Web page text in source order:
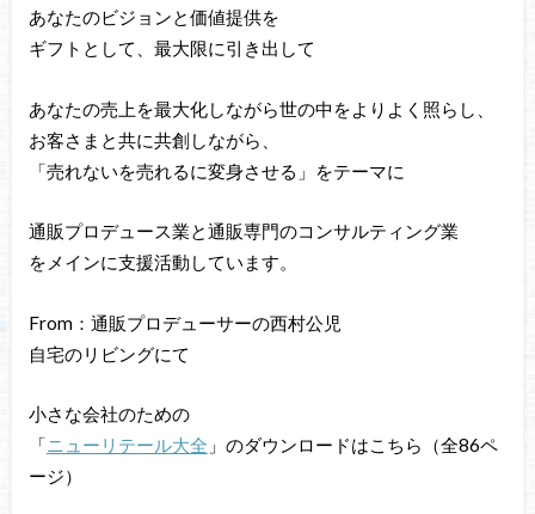
あなたのビジョンと価値提供を
ギフトとして、最大限に引き出して
あなたの売上を最大化しながら世の中をよりよく照らし、
お客さまと共に共創しながら、
「売れないを売れるに変身させる」をテーマに
通販プロデュース業と通販専門のコンサルティング業
をメインに支援活動しています。
From：通販プロデューサーの西村公児
自宅のリビングにて
小さな会社のための
「ニューリテール大全 」のダウンロードはこちら（全86ペ
ージ）